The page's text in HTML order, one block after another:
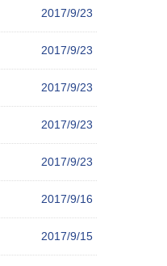
2017/9/23
2017/9/23
2017/9/23
2017/9/23
2017/9/23
2017/9/16
2017/9/15